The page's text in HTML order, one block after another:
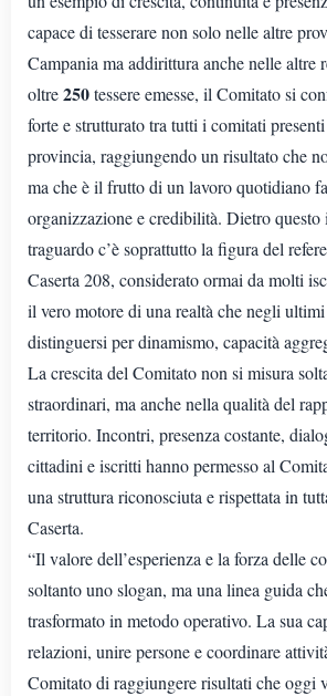
capace di tesserare non solo nelle altre
Campania ma addirittura anche nelle altre
oltre250tessere emesse, il Comitato si
forte e strutturato tra tutti i comitati presenti
provincia, raggiungendo un risultato che
ma che è il frutto di un lavoro quotidiano
organizzazione e credibilità. Dietro questo
traguardo c’è soprattutto la figura del
Caserta 208, considerato ormai da molti
il vero motore di una realtà che negli
distinguersi per dinamismo, capacità
La crescita del Comitato non si misura
straordinari, ma anche nella qualità del
territorio. Incontri, presenza costante,
cittadini e iscritti hanno permesso al
una struttura riconosciuta e rispettata in
Caserta.
“Il valore dell’esperienza e la forza delle
soltanto uno slogan, ma una linea guida
trasformato in metodo operativo. La sua
relazioni, unire persone e coordinare
Comitato di raggiungere risultati che oggi